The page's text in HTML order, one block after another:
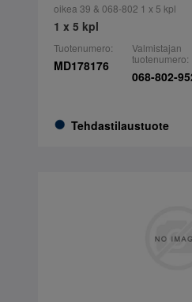
oikea 39 & 068-802 1 x 5 kpl
1 x 5 kpl
Tuotenumero:
MD178176
Tehdastilaustuote
Valmistajan
tuotenumero:
068-802-